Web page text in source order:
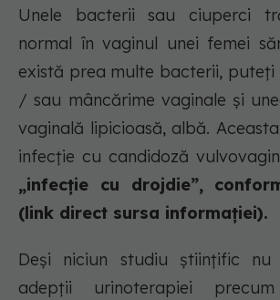
Unele bacterii sau ciuperci
normal în vaginul unei femei
există prea multe bacterii, puteți
/ sau mâncărime vaginale și
vaginală lipicioasă, albă.
infecție cu candidoză
„infecție cu drojdie”,
(link direct sursa informației).
Deși niciun studiu științific nu
adepții urinoterapiei